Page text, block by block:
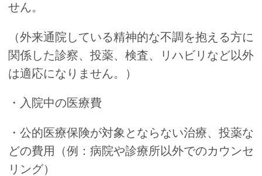
せん。
（外来通院している精神的な不調を抱える方に
関係した診察、投薬、検査、リハビリなど以外
は適応になりません。）
・入院中の医療費
・公的医療保険が対象とならない治療、投薬な
どの費用（例：病院や診療所以外でのカウンセ
リング）